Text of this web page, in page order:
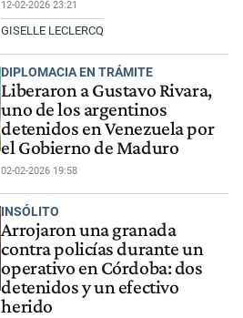
12-02-2026 23:21
GISELLE LECLERCQ
DIPLOMACIA EN TRÁMITE
Liberaron a Gustavo Rivara,
uno de los argentinos
detenidos en Venezuela por
el Gobierno de Maduro
02-02-2026 19:58
INSÓLITO
Arrojaron una granada
contra policías durante un
operativo en Córdoba: dos
detenidos y un efectivo
herido